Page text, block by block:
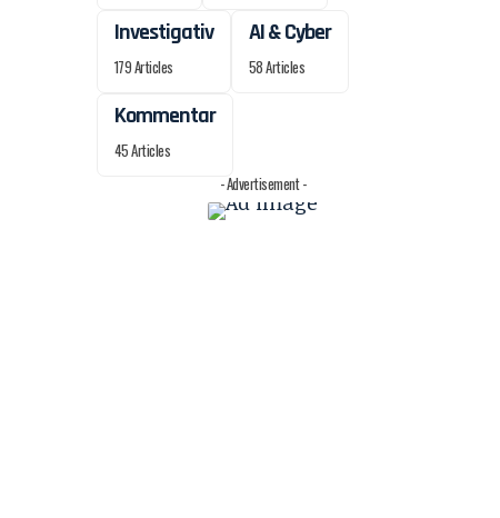
Investigativ
179 Articles
AI & Cyber
58 Articles
Kommentar
45 Articles
- Advertisement -